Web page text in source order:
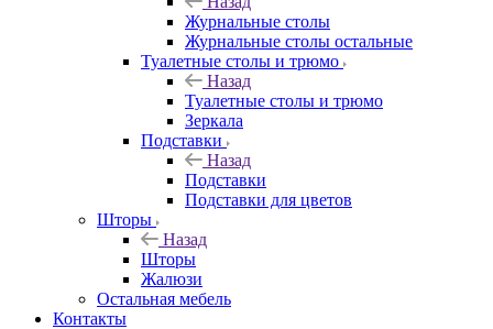
Журнальные столы
Журнальные столы остальные
Туалетные столы и трюмо
Назад
Туалетные столы и трюмо
Зеркала
Подставки
Назад
Подставки
Подставки для цветов
Шторы
Назад
Шторы
Жалюзи
Остальная мебель
Контакты